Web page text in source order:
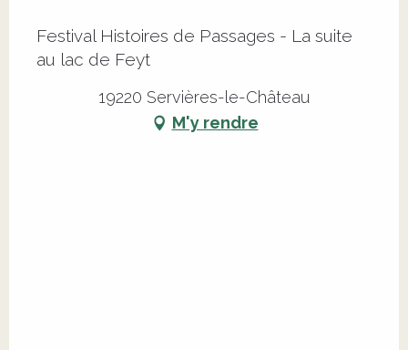
Festival Histoires de Passages - La suite
au lac de Feyt
19220 Servières-le-Château
M'y rendre